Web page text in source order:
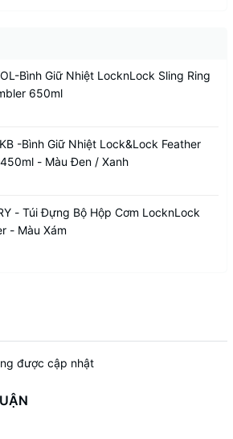
Bình Giữ Nhiệt LocknLock Sling Ring
650ml
-Bình Giữ Nhiệt Lock&Lock Feather
- Màu Đen / Xanh
- Túi Đựng Bộ Hộp Cơm LocknLock
- Màu Xám
được cập nhật